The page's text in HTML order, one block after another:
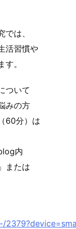
は、
活習慣や
。
ついて
みの方
60分）は
内
または